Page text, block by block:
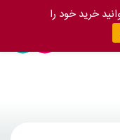
خرید خود را